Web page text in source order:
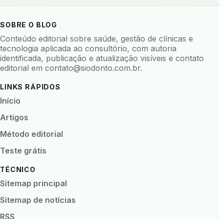
bioceramicos biocompatibilidade
biofeedback
biofilme linhas agua bioimpedancia
biomarcadores biomateriais biomecanica
biometria biometria clinica biometria facial
biopsia biopsia oral
biosseguranca clinica
biossensores
blockchain
SOBRE O BLOG
Conteúdo editorial sobre saúde, gestão de clínicas e
tecnologia aplicada ao consultório, com autoria
identificada, publicação e atualização visíveis e contato
editorial em contato@siodonto.com.br.
LINKS RÁPIDOS
Início
Artigos
Método editorial
Teste grátis
TÉCNICO
Sitemap principal
Sitemap de notícias
RSS